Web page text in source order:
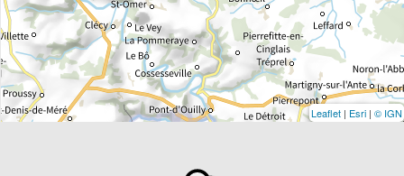
Leaflet | Esri | © IGN